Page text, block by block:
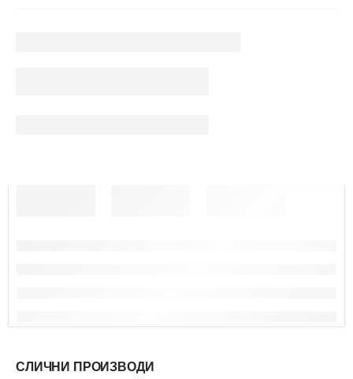
СЛИЧНИ ПРОИЗВОДИ